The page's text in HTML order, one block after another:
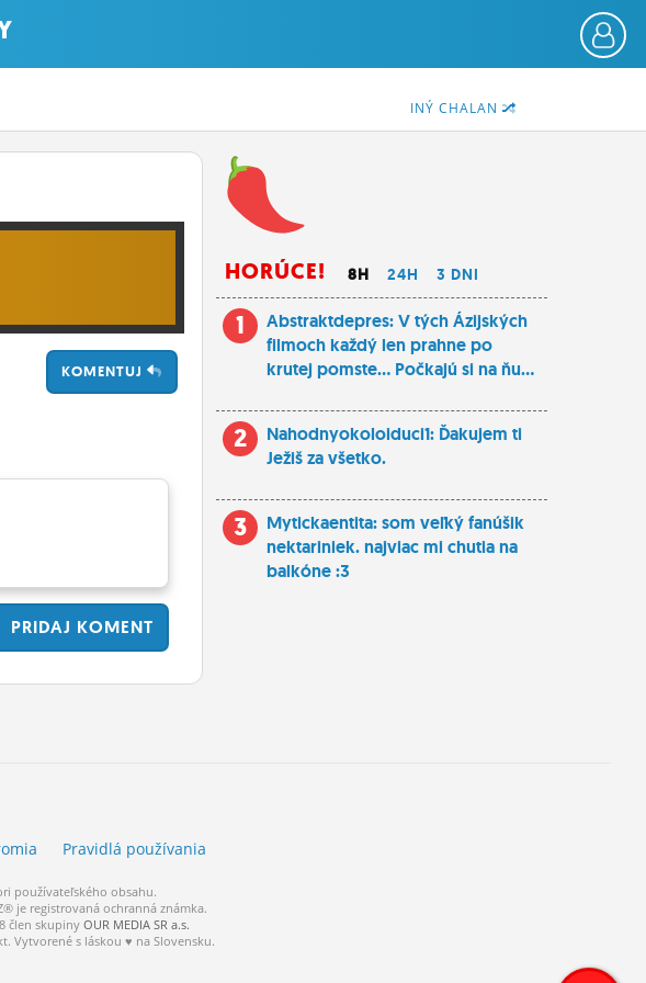
INÝ CHALAN
KOMENTUJ
PRIDAJ KOMENT
HORÚCE! 8H 24H 3 DNI
1
Abstraktdepres: V tých Ázijských
filmoch každý len prahne po
krutej pomste... Počkajú si na ňu...
2
Nahodnyokoloiduci1: Ďakujem ti
Ježiš za všetko.
3
Mytickaentita: som veľký fanúšik
nektariniek. najviac mi chutia na
balkóne :3
Pravidlá používania
používateľského obsahu.
je registrovaná ochranná známka.
člen skupiny OUR MEDIA SR a.s.
Vytvorené s láskou ♥ na Slovensku.